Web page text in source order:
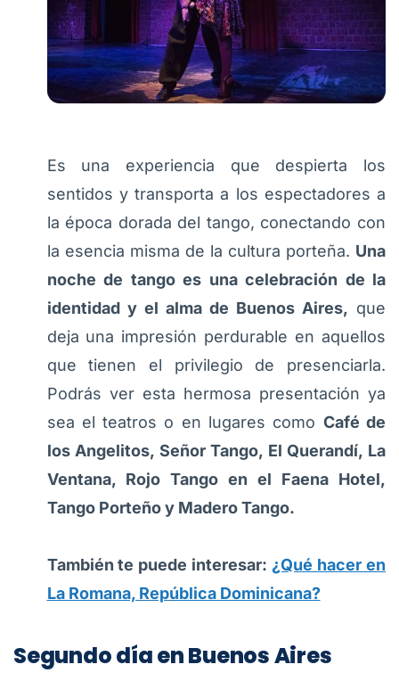
Es una experiencia que despierta los
sentidos y transporta a los espectadores a
la época dorada del tango, conectando con
la esencia misma de la cultura porteña. Una
noche de tango es una celebración de la
identidad y el alma de Buenos Aires, que
deja una impresión perdurable en aquellos
que tienen el privilegio de presenciarla.
Podrás ver esta hermosa presentación ya
sea el teatros o en lugares como Café de
los Angelitos, Señor Tango, El Querandí, La
Ventana, Rojo Tango en el Faena Hotel,
Tango Porteño y Madero Tango.
También te puede interesar: ¿Qué hacer en
La Romana, República Dominicana?
Segundo día en Buenos Aires